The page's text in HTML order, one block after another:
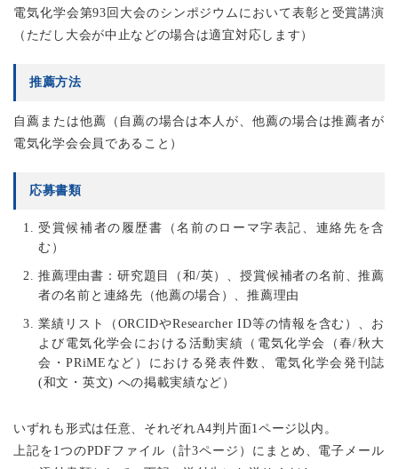
電気化学会第93回大会のシンポジウムにおいて表彰と受賞講演
（ただし大会が中止などの場合は適宜対応します）
推薦方法
自薦または他薦（自薦の場合は本人が、他薦の場合は推薦者が
電気化学会会員であること）
応募書類
受賞候補者の履歴書（名前のローマ字表記、連絡先を含
む）
推薦理由書：研究題目（和/英）、授賞候補者の名前、推薦
者の名前と連絡先（他薦の場合）、推薦理由
業績リスト（ORCIDやResearcher ID等の情報を含む）、お
よび電気化学会における活動実績（電気化学会（春/秋大
会・PRiMEなど）における発表件数、電気化学会発刊誌
(和文・英文) への掲載実績など）
いずれも形式は任意、それぞれA4判片面1ページ以内。
上記を1つのPDFファイル（計3ページ）にまとめ、電子メール